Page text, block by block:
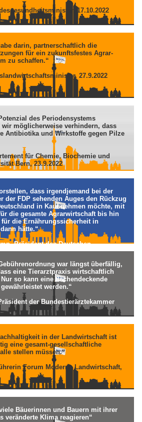
17.10.2022
darin, partnerschaftlich die
für ein zukunftsfestes Agrar-
zu schaffen.“
27.9.2022
des Periodensystems
möglicherweise verhindern, dass
Antibiotika und Wirkstoffe gegen Pilze
für Chemie, Biochemie und
Bern, 23.9.2022
dass irgendjemand bei der
der FDP sehenden Auges den Rückzug
in Kauf nehmen möchte, mit
die gesamte Agrarwirtschaft bis hin
die Ernährungssicherheit in
hätte.“
Präsident des Deutschen
war längst überfällig,
eine Tierarztpraxis wirtschaftlich
so kann eine flächendeckende
werden.“
der Bundestierärztekammer
in der Landwirtschaft ist
eine gesamt-gesellschaftliche
stellen müssen.“
Forum Moderne Landwirtschaft,
Bäuerinnen und Bauern mit ihrer
veränderte Klima reagieren“